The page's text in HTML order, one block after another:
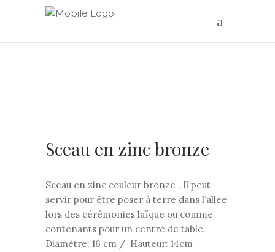
Sceau en zinc bronze
Sceau en zinc couleur bronze . Il peut
servir pour être poser à terre dans l’allée
lors des cérémonies laïque ou comme
contenants pour un centre de table.
Diamètre: 16 cm / Hauteur: 14cm